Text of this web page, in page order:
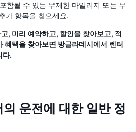
함될 수 있는 무제한 마일리지 또는 무
가 항목을 찾으세요.
, 미리 예약하고, 할인을 찾아보고, 적
혜택을 찾아보면 방글라데시에서 렌터
다.
운전에 대한 일반 정